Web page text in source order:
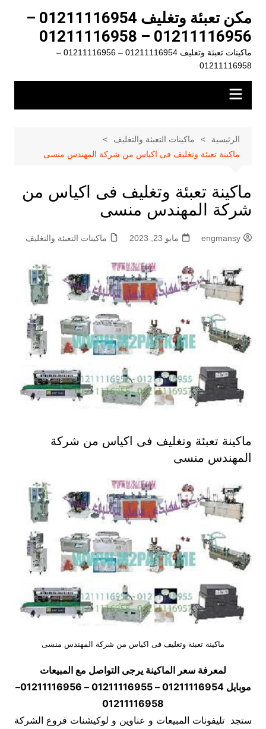
المحتوى
مكن تعبئة وتغليف 01211116954 –
01211116956 – 01211116958
ماكينات تعبئة وتغليف 01211116954 – 01211116956 –
01211116958
الرئيسية
ماكينات التعبئة والتغليف
ماكينة تعبئة وتغليف فى اكياس من شركة المهندس منسى
ماكينة تعبئة وتغليف فى اكياس من
شركة المهندس منسى
engmansy مايو 23, 2023 ماكينات التعبئة والتغليف
ماكينة تعبئة وتغليف فى اكياس من شركة
المهندس منسى
ماكينة تعبئة وتغليف فى اكياس من شركة المهندس منسى
لمعرفة سعر الماكينة يرجى التواصل مع المبيعات
موبايل 01211116954 – 01211116955 – 01211116956–
01211116958
ستجد تليفونات المبيعات و عناوين و لوكيشنات فروع الشركة